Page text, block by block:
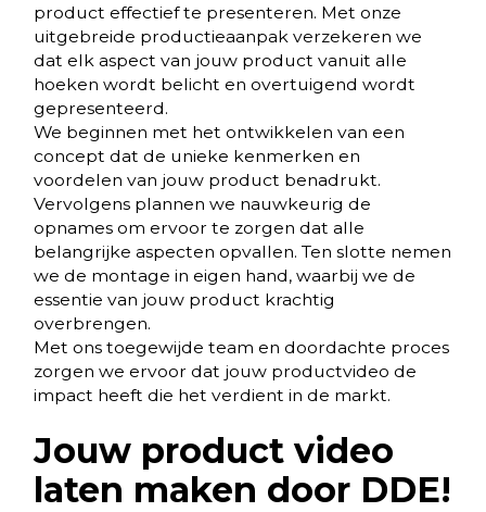
product effectief te presenteren. Met onze
uitgebreide productieaanpak verzekeren we
dat elk aspect van jouw product vanuit alle
hoeken wordt belicht en overtuigend wordt
gepresenteerd.
We beginnen met het ontwikkelen van een
concept dat de unieke kenmerken en
voordelen van jouw product benadrukt.
Vervolgens plannen we nauwkeurig de
opnames om ervoor te zorgen dat alle
belangrijke aspecten opvallen. Ten slotte nemen
we de montage in eigen hand, waarbij we de
essentie van jouw product krachtig
overbrengen.
Met ons toegewijde team en doordachte proces
zorgen we ervoor dat jouw productvideo de
impact heeft die het verdient in de markt.
Jouw product video
laten maken door DDE!